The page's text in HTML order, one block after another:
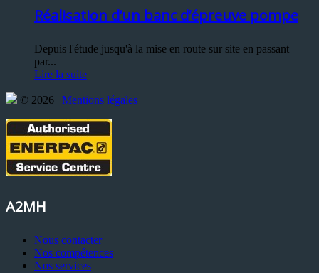
Réalisation d’un banc d’épreuve pompe
Depuis l'étude jusqu'à la mise en route sur site en passant
par...
Lire la suite
© 2026 | Mentions légales
A2MH
Nous contacter
Nos compétences
Nos services